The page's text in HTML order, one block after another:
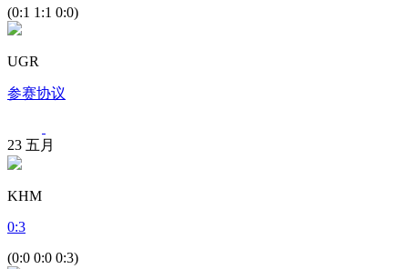
(0:1 1:1 0:0)
UGR
参赛协议
23 五月
KHM
0:3
(0:0 0:0 0:3)